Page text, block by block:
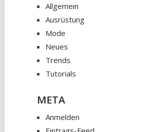
Allgemein
Ausrüstung
Mode
Neues
Trends
Tutorials
META
Anmelden